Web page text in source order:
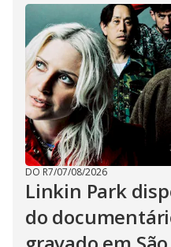
DO R7/07/08/2026
Linkin Park
do